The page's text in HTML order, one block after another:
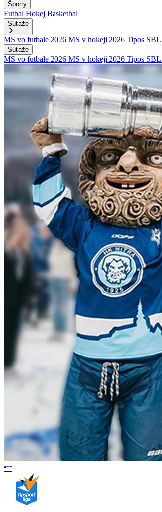
Športy
Futbal Hokej Basketbal
Súťaže
MS vo futbale 2026 MS v hokeji 2026 Tipos SBL
Súťaže
MS vo futbale 2026 MS v hokeji 2026 Tipos SBL